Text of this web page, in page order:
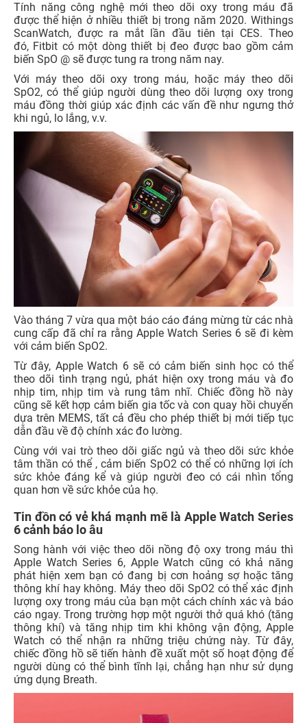
Tính năng công nghệ mới theo dõi oxy trong máu đã
được thể hiện ở nhiều thiết bị trong năm 2020. Withings
ScanWatch, được ra mắt lần đầu tiên tại CES. Theo
đó, Fitbit có một dòng thiết bị đeo được bao gồm cảm
biến SpO @ sẽ được tung ra trong năm nay.
Với máy theo dõi oxy trong máu, hoặc máy theo dõi
SpO2, có thể giúp người dùng theo dõi lượng oxy trong
máu đồng thời giúp xác định các vấn đề như ngưng thở
khi ngủ, lo lắng, v.v.
Vào tháng 7 vừa qua một báo cáo đáng mừng từ các nhà
cung cấp đã chỉ ra rằng Apple Watch Series 6 sẽ đi kèm
với cảm biến SpO2.
Từ đây, Apple Watch 6 sẽ có cảm biến sinh học có thể
theo dõi tình trạng ngủ, phát hiện oxy trong máu và đo
nhịp tim, nhịp tim và rung tâm nhĩ. Chiếc đồng hồ này
cũng sẽ kết hợp cảm biến gia tốc và con quay hồi chuyển
dựa trên MEMS, tất cả đều cho phép thiết bị mới tiếp tục
dẫn đầu về độ chính xác đo lường.
Cùng với vai trò theo dõi giấc ngủ và theo dõi sức khỏe
tâm thần có thể , cảm biến SpO2 có thể có những lợi ích
sức khỏe đáng kể và giúp người đeo có cái nhìn tổng
quan hơn về sức khỏe của họ.
Tin đồn có vẻ khá mạnh mẽ là Apple Watch Series
6 cảnh báo lo âu
Song hành với việc theo dõi nồng độ oxy trong máu thì
Apple Watch Series 6, Apple Watch cũng có khả năng
phát hiện xem bạn có đang bị cơn hoảng sợ hoặc tăng
thông khí hay không. Máy theo dõi SpO2 có thể xác định
lượng oxy trong máu của bạn một cách chính xác và báo
cáo ngay. Trong trường hợp một người thở quá khó (tăng
thông khí) và tăng nhịp tim khi không vận động, Apple
Watch có thể nhận ra những triệu chứng này. Từ đây,
chiếc đồng hồ sẽ tiến hành đề xuất một số hoạt động để
người dùng có thể bình tĩnh lại, chẳng hạn như sử dụng
ứng dụng Breath.